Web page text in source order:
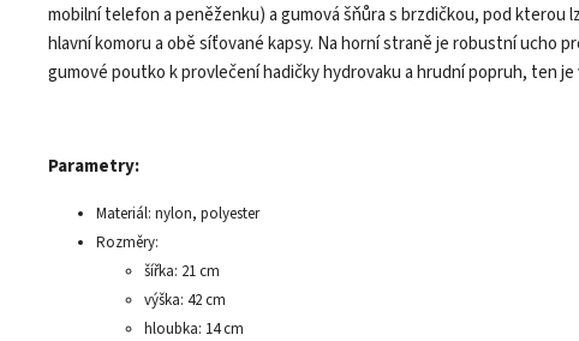
mobilní telefon a peněženku) a gumová šňůra s brzdičkou, pod
hlavní komoru a obě síťované kapsy. Na horní straně je robustní ucho
gumové poutko k provlečení hadičky hydrovaku a hrudní popruh, ten
Parametry:
Materiál: nylon, polyester
Rozměry:
šířka: 21 cm
výška: 42 cm
hloubka: 14 cm